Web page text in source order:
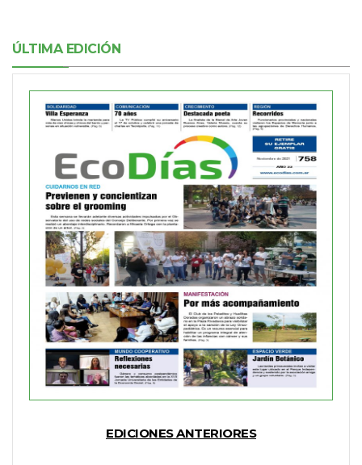
ÚLTIMA EDICIÓN
EDICIONES ANTERIORES